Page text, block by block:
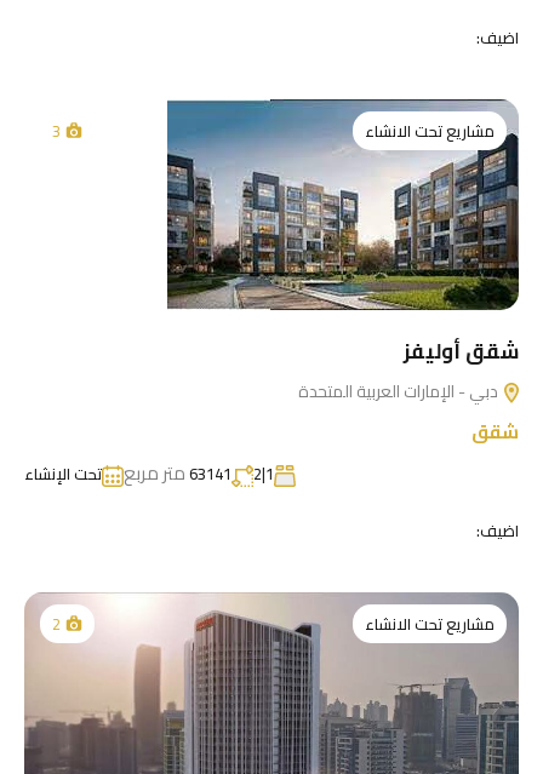
اضيف:
مشاريع تحت الانشاء 3
شقق أوليفز
دبي - الإمارات العربية المتحدة
شقق
1|2
63141متر مربع
تحت الإنشاء
اضيف:
مشاريع تحت الانشاء 2